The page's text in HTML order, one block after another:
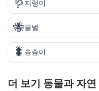
🪱 지렁이
🐝꿀벌
🐛 송충이
더 보기 동물과 자연